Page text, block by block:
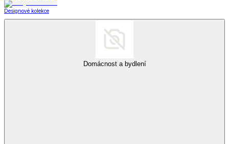
Designové kolekce
Domácnost a bydlení